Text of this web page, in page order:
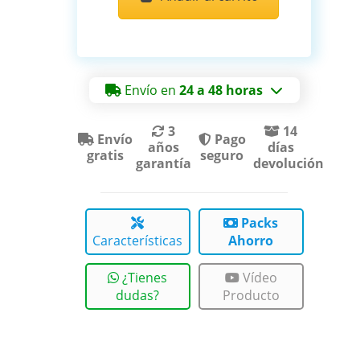
Envío en24 a 48 horas
Envío
gratis
3
años
garantía
Pago
seguro
14
días
devolución
Características
Packs
Ahorro
¿Tienes
dudas?
Vídeo
Producto